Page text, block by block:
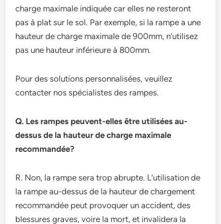
charge maximale indiquée car elles ne resteront
pas à plat sur le sol. Par exemple, si la rampe a une
hauteur de charge maximale de 900mm, n’utilisez
pas une hauteur inférieure à 800mm.
Pour des solutions personnalisées, veuillez
contacter nos spécialistes des rampes.
Q. Les rampes peuvent-elles être utilisées au-
dessus de la hauteur de charge maximale
recommandée?
R. Non, la rampe sera trop abrupte. L’utilisation de
la rampe au-dessus de la hauteur de chargement
recommandée peut provoquer un accident, des
blessures graves, voire la mort, et invalidera la